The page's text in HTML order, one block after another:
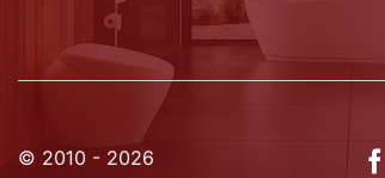
© 2010 - 2026